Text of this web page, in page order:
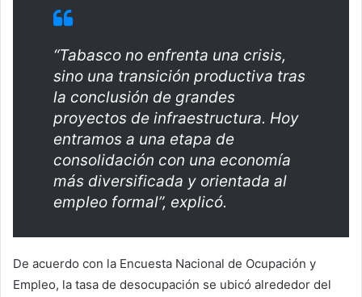
“Tabasco no enfrenta una crisis,
sino una transición productiva tras
la conclusión de grandes
proyectos de infraestructura. Hoy
entramos a una etapa de
consolidación con una economía
más diversificada y orientada al
empleo formal”, explicó.
De acuerdo con la Encuesta Nacional de Ocupación y
Empleo, la tasa de desocupación se ubicó alrededor del